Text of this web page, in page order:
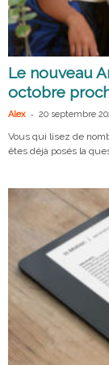
Le nouveau
octobre
Alex - 20 septembre
Vous qui lisez de
êtes déjà posés la